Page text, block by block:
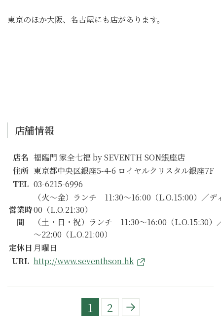
東京のほか大阪、名古屋にも店があります。
店舗情報
店名 福臨門 家全七福 by SEVENTH SON銀座店
住所 東京都中央区銀座5-4-6 ロイヤルクリスタル銀座7F
TEL 03-6215-6996
営業時
間
（火～金）ランチ 11:30～16:00（L.O.15:00）／
00（L.O.21:30）
（土・日・祝）ランチ 11:30～16:00（L.O.15:30
～22:00（L.O.21:00）
定休日 月曜日
URL http://www.seventhson.hk
1 2